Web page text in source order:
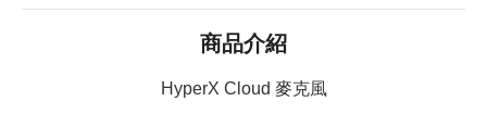
商品介紹
HyperX Cloud 麥克風